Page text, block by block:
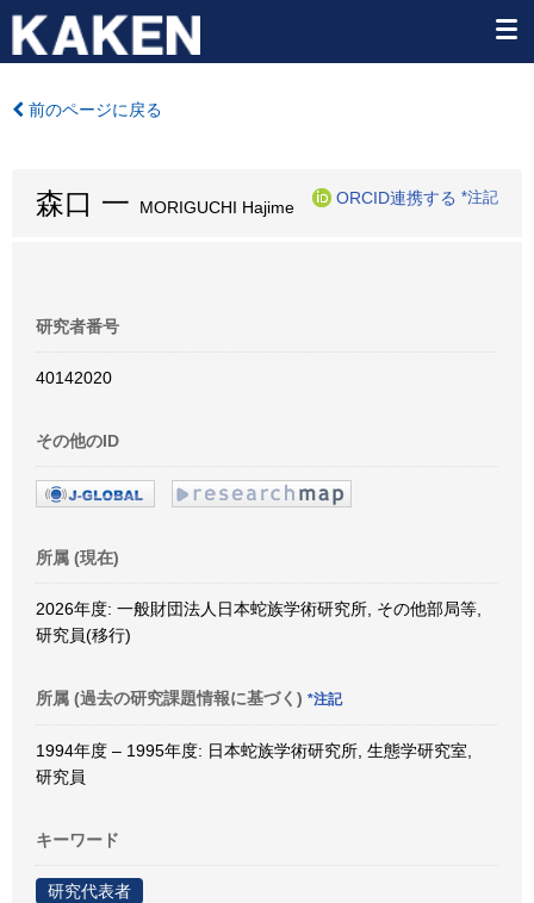
前のページに戻る
森口 一 MORIGUCHI Hajime
ORCID連携する *注記
研究者番号
40142020
その他のID
所属 (現在)
2026年度: 一般財団法人日本蛇族学術研究所, その他部局等,
研究員(移行)
所属 (過去の研究課題情報に基づく) *注記
1994年度 – 1995年度: 日本蛇族学術研究所, 生態学研究室,
研究員
キーワード
研究代表者